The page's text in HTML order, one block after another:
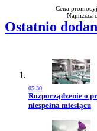
Cena
Najniższa
Ostatnio
05:30
Przejdź do artykułu:
Rozporządzenie o
niespełna miesiącu